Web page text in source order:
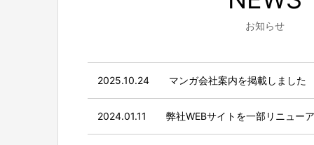
お知らせ
2025.10.24 マンガ会社案内を掲載しました
2024.01.11 弊社WEBサイトを一部リニュー